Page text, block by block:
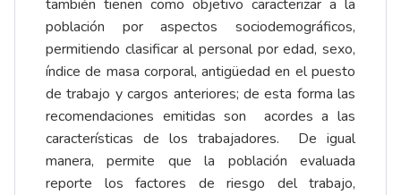
también tienen como objetivo caracterizar a la
población por aspectos sociodemográficos,
permitiendo clasificar al personal por edad, sexo,
índice de masa corporal, antigüedad en el puesto
de trabajo y cargos anteriores; de esta forma las
recomendaciones emitidas son acordes a las
características de los trabajadores. De igual
manera, permite que la población evaluada
reporte los factores de riesgo del trabajo,